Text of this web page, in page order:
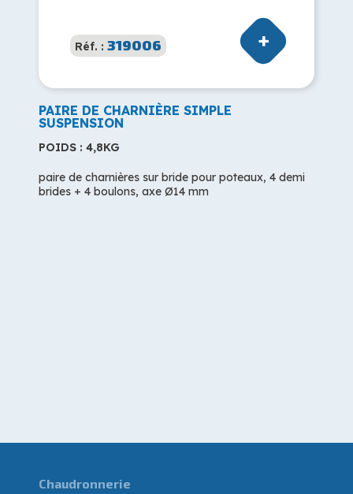
Réf. : 319006
PAIRE DE CHARNIÈRE SIMPLE
SUSPENSION
POIDS : 4,8KG
paire de charnières sur bride pour poteaux, 4 demi
brides + 4 boulons, axe Ø14 mm
Chaudronnerie